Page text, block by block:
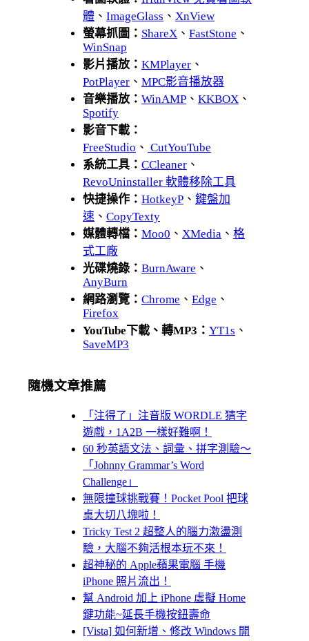
體 、 ImageGlass 、 XnView
螢幕抓圖： ShareX 、 FastStone 、
WinSnap
影片播放： KMPlayer 、
PotPlayer 、 MPC影音播放器
音樂播放： WinAMP 、 KKBOX 、
Spotify
影音下載：
FreeStudio 、 CutYouTube
系統工具： CCleaner 、
RevoUninstaller 軟體移除工具
快捷操作： HotkeyP 、 鍵盤加
速 、 CopyTexty
媒體轉檔： Moo0 、 XMedia 、 格
式工廠
光碟燒錄： BurnAware 、
AnyBurn
網路瀏覽： Chrome 、 Edge 、
Firefox
YouTube下載、轉MP3： YT1s 、
SaveMP3
隨機文章推薦
「注得了」注音版 WORDLE 猜字
遊戲，1A2B 一樣好難啊！
60 秒英語文法、詞彙、拼字測驗～
「Johnny Grammar’s Word
Challenge」
無限撞球挑戰賽！Pocket Pool 把球
桌大切八塊啦！
Tricky Test 2 超整人的腦力激盪測
驗，大腦不夠活根本玩不來！
超神秘的 Apple蘋果電腦 手機
iPhone 照片流出！
幫 Android 加上 iPhone 虛擬 Home
鍵功能~延長手機按鈕壽命
[Vista] 如何新增、修改 Windows 開